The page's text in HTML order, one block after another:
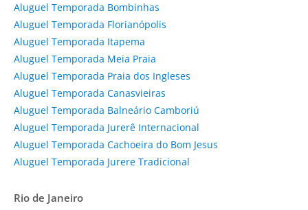
Aluguel Temporada Bombinhas
Aluguel Temporada Florianópolis
Aluguel Temporada Itapema
Aluguel Temporada Meia Praia
Aluguel Temporada Praia dos Ingleses
Aluguel Temporada Canasvieiras
Aluguel Temporada Balneário Camboriú
Aluguel Temporada Jurerê Internacional
Aluguel Temporada Cachoeira do Bom Jesus
Aluguel Temporada Jurere Tradicional
Rio de Janeiro